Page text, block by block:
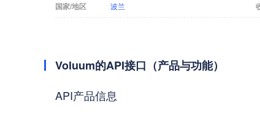
国家/地区 波兰
Voluum的API接口（产品与功能）
API产品信息